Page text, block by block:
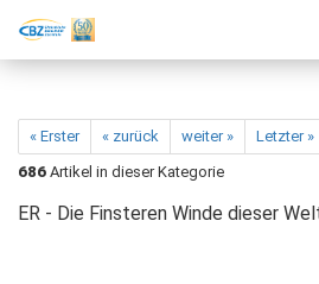
« Erster « zurück weiter »
Letzter »
686 Artikel in dieser Kategorie
ER - Die Finsteren Winde dieser